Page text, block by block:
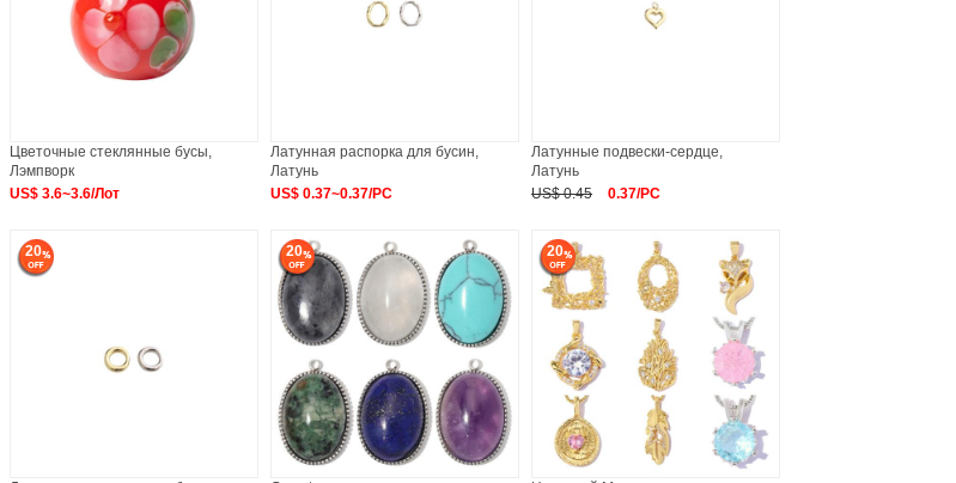
Цветочные стеклянные бусы,
Лэмпворк
US$ 3.6~3.6/Лот
Латунная распорка для бусин,
Латунь
US$ 0.37~0.37/PC
Латунные подвески-сердце,
Латунь
US$ 0.45
0.37/PC
20 20 20